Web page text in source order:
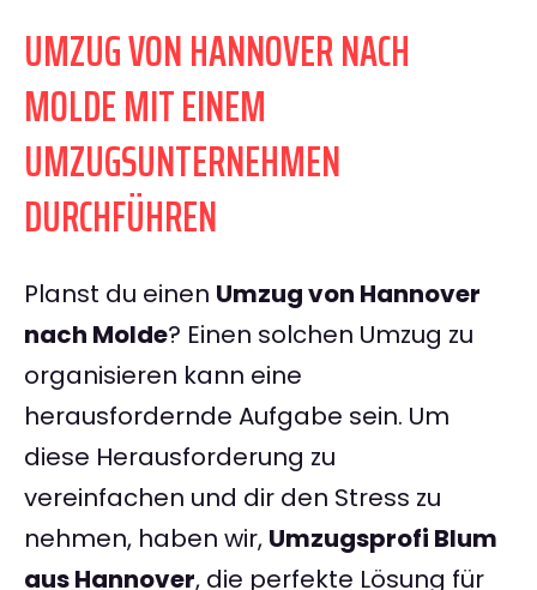
UMZUG VON HANNOVER NACH
MOLDE MIT EINEM
UMZUGSUNTERNEHMEN
DURCHFÜHREN
Planst du einen Umzug von Hannover
nach Molde? Einen solchen Umzug zu
organisieren kann eine
herausfordernde Aufgabe sein. Um
diese Herausforderung zu
vereinfachen und dir den Stress zu
nehmen, haben wir, Umzugsprofi Blum
aus Hannover, die perfekte Lösung für